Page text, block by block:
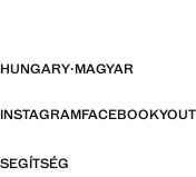
HUNGARY·MAGYAR
INSTAGRAMFACEBOOK
SEGÍTSÉG